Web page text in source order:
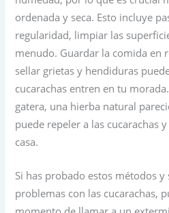
ordenada y seca. Esto incluye
regularidad, limpiar las
menudo. Guardar la comida en
sellar grietas y hendiduras
cucarachas entren en tu
gatera, una hierba natural
puede repeler a las cucarachas
casa.
Si has probado estos métodos y
problemas con las cucarachas,